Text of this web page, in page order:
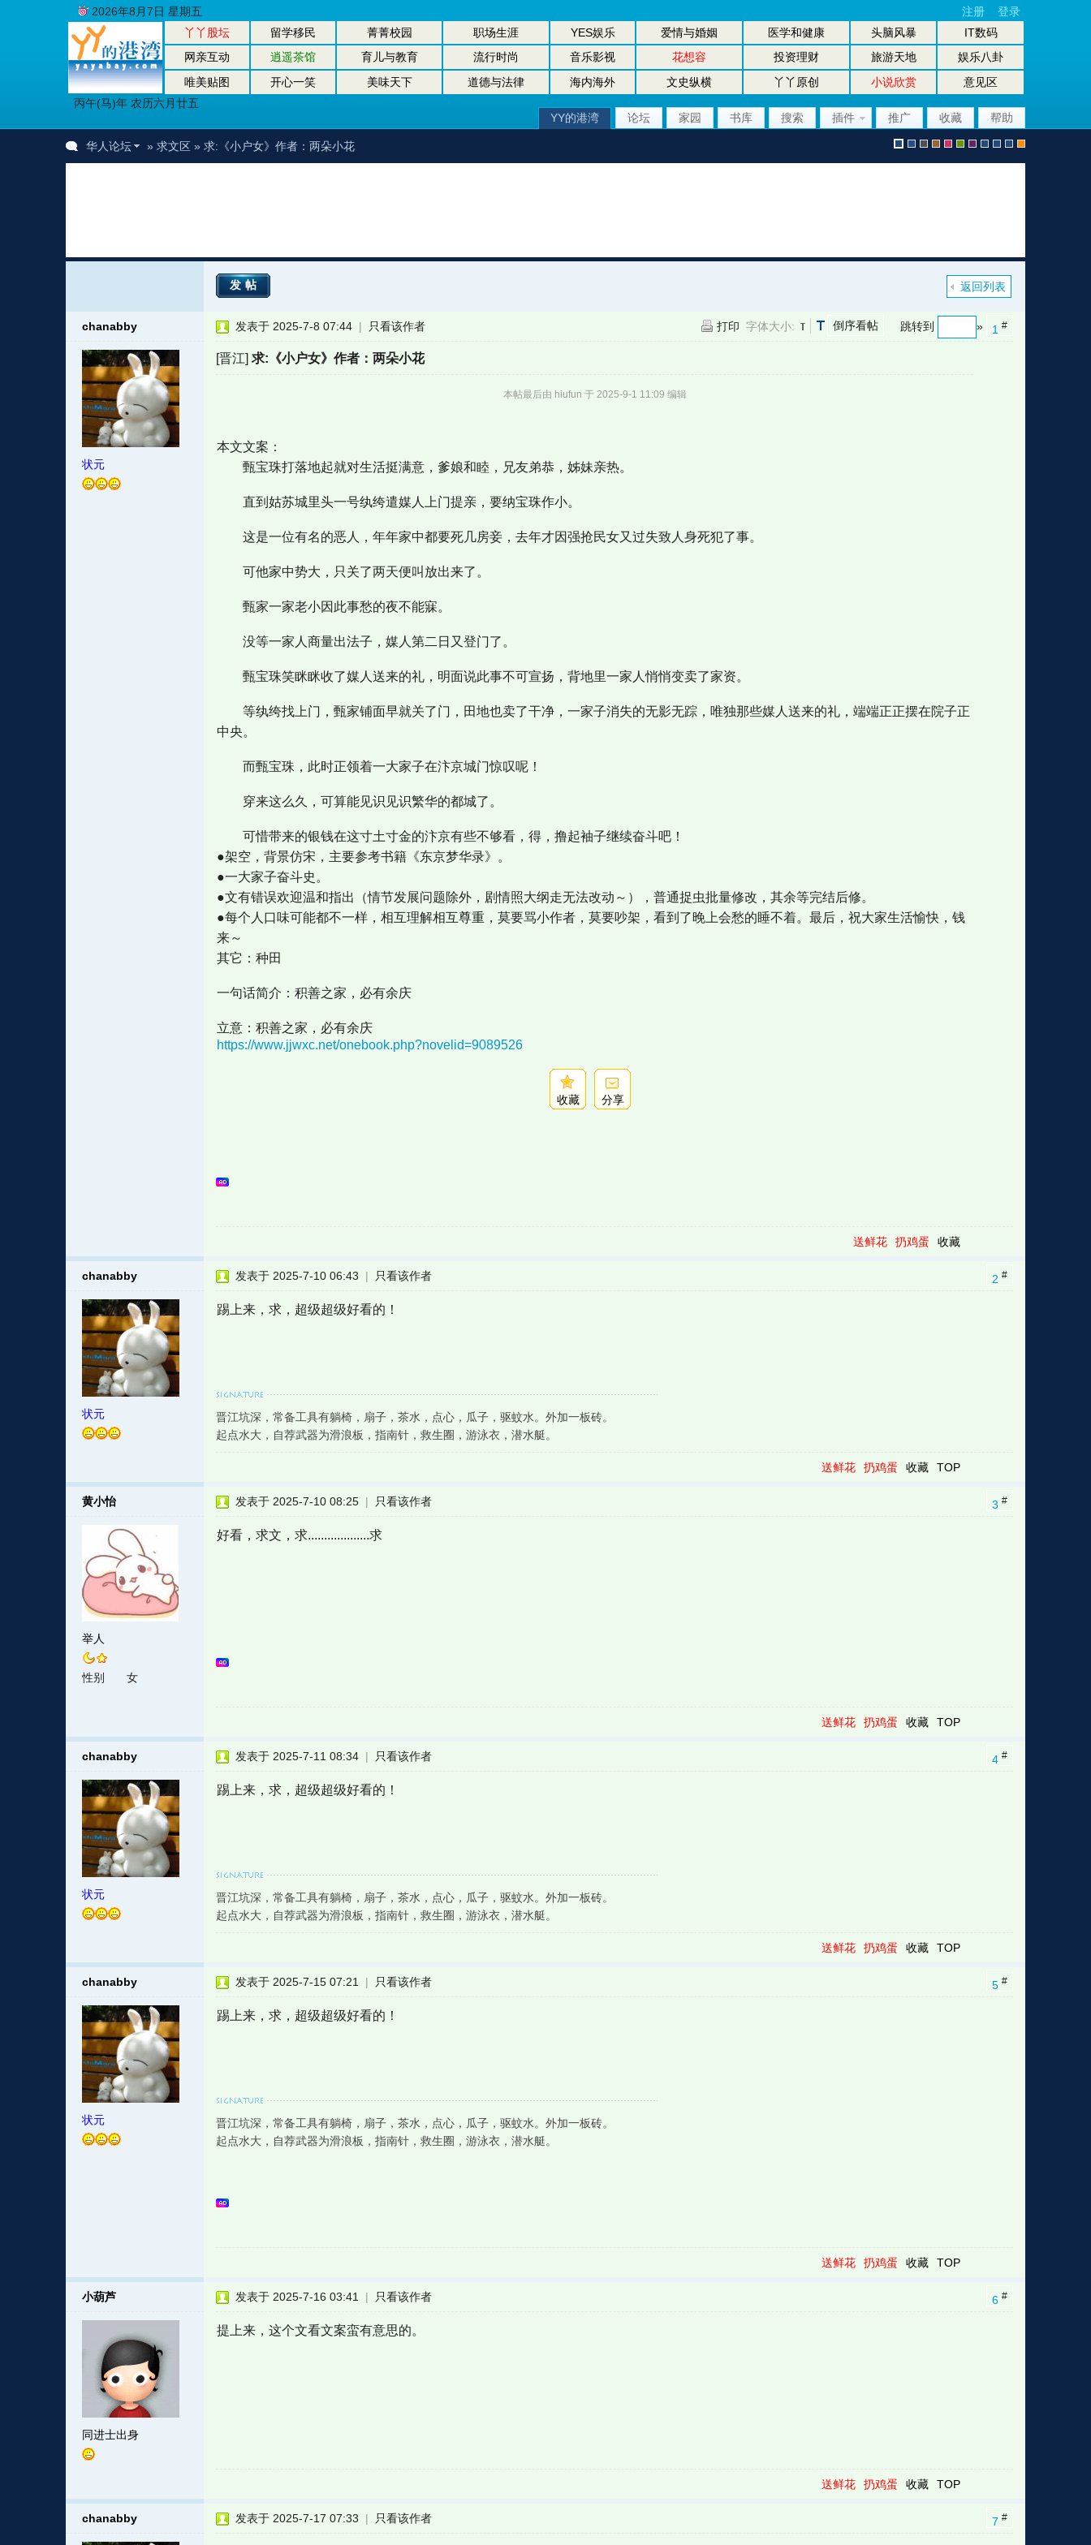
丫丫股坛 留学移民 菁菁校园 职场生涯 YES娱乐 爱情与婚姻 医学和健康 头脑风暴
IT数码
网亲互动
逍遥茶馆 育儿与教育 流行时尚 音乐影视 花想容 投资理财 旅游天地
娱乐八卦
唯美贴图
开心一笑 美味天下 道德与法律 海内海外 文史纵横 丫丫原创 小说欣赏
意见区
丙午(马)年 农历六月廿五
2026年8月7日 星期五 注册 登录
YY的港湾 论坛 家园 书库 搜索 插件 推广 收藏 帮助
认l r r i r u 坛大坛机
华人论坛 » 求文区» 求:《小户女》作者：两朵小花
返回列表
发帖
chanabby
状元
1 #
跳转到 »
倒序看帖
打印 字体大小:
发表于 2025-7-8 07:44 | 只看该作者
[晋江]求:《小户女》作者：两朵小花
本帖最后由 hiufun 于 2025-9-1 11:09 编辑
本文文案：
甄宝珠打落地起就对生活挺满意，爹娘和睦，兄友弟恭，姊妹亲热。
直到姑苏城里头一号纨绔遣媒人上门提亲，要纳宝珠作小。
这是一位有名的恶人，年年家中都要死几房妾，去年才因强抢民女又过失致人身死犯了事。
可他家中势大，只关了两天便叫放出来了。
甄家一家老小因此事愁的夜不能寐。
没等一家人商量出法子，媒人第二日又登门了。
甄宝珠笑眯眯收了媒人送来的礼，明面说此事不可宣扬，背地里一家人悄悄变卖了家资。
等纨绔找上门，甄家铺面早就关了门，田地也卖了干净，一家子消失的无影无踪，唯独那些媒人送来的礼，端端正正摆在院子正
中央。
而甄宝珠，此时正领着一大家子在汴京城门惊叹呢！
穿来这么久，可算能见识见识繁华的都城了。
可惜带来的银钱在这寸土寸金的汴京有些不够看，得，撸起袖子继续奋斗吧！
●架空，背景仿宋，主要参考书籍《东京梦华录》。
●一大家子奋斗史。
●文有错误欢迎温和指出（情节发展问题除外，剧情照大纲走无法改动～），普通捉虫批量修改，其余等完结后修。
●每个人口味可能都不一样，相互理解相互尊重，莫要骂小作者，莫要吵架，看到了晚上会愁的睡不着。最后，祝大家生活愉快，钱
来～
其它：种田
一句话简介：积善之家，必有余庆
立意：积善之家，必有余庆
https://www.jjwxc.net/onebook.php?novelid=9089526
收藏 分享
送鲜花 扔鸡蛋 收藏
chanabby
状元
2 #
发表于 2025-7-10 06:43 | 只看该作者
踢上来，求，超级超级好看的！
晋江坑深，常备工具有躺椅，扇子，茶水，点心，瓜子，驱蚊水。外加一板砖。
起点水大，自荐武器为滑浪板，指南针，救生圈，游泳衣，潜水艇。
送鲜花 扔鸡蛋 收藏 TOP
黄小怡
举人
性别 女
3 #
发表于 2025-7-10 08:25 | 只看该作者
好看，求文，求...................求
送鲜花 扔鸡蛋 收藏 TOP
chanabby
状元
4 #
发表于 2025-7-11 08:34 | 只看该作者
踢上来，求，超级超级好看的！
晋江坑深，常备工具有躺椅，扇子，茶水，点心，瓜子，驱蚊水。外加一板砖。
起点水大，自荐武器为滑浪板，指南针，救生圈，游泳衣，潜水艇。
送鲜花 扔鸡蛋 收藏 TOP
chanabby
状元
5 #
发表于 2025-7-15 07:21 | 只看该作者
踢上来，求，超级超级好看的！
晋江坑深，常备工具有躺椅，扇子，茶水，点心，瓜子，驱蚊水。外加一板砖。
起点水大，自荐武器为滑浪板，指南针，救生圈，游泳衣，潜水艇。
送鲜花 扔鸡蛋 收藏 TOP
小葫芦
同进士出身
6 #
发表于 2025-7-16 03:41 | 只看该作者
提上来，这个文看文案蛮有意思的。
送鲜花 扔鸡蛋 收藏 TOP
chanabby 7 #
发表于 2025-7-17 07:33 | 只看该作者